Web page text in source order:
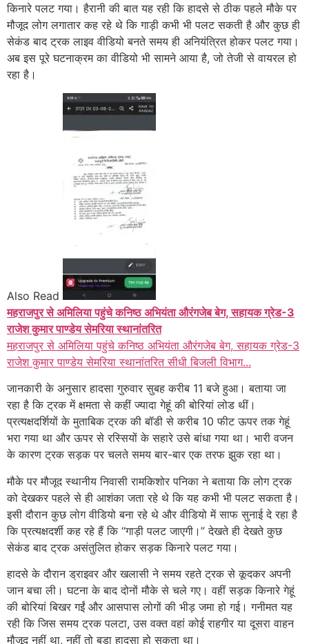
किनारे पलट गया। हैरानी की बात यह रही कि हादसे से ठीक पहले मौके पर
मौजूद लोग लगातार कह रहे थे कि गाड़ी कभी भी पलट सकती है और कुछ ही
सेकंड बाद ट्रक लाइव वीडियो बनते समय ही अनियंत्रित होकर पलट गया।
अब इस पूरे घटनाक्रम का वीडियो भी सामने आया है, जो तेजी से वायरल हो
रहा है।
Also Read
महराजपुर से अमिलिया पहुंचे कनिष्ठ अभियंता औरंगजेब बेग, सहायक ग्रेड-3
राजेश कुमार पाण्डेय सेमरिया स्थानांतरित
महराजपुर से अमिलिया पहुंचे कनिष्ठ अभियंता औरंगजेब बेग, सहायक ग्रेड-3
राजेश कुमार पाण्डेय सेमरिया स्थानांतरित सीधी बिजली विभाग...
जानकारी के अनुसार हादसा गुरुवार सुबह करीब 11 बजे हुआ। बताया जा
रहा है कि ट्रक में क्षमता से कहीं ज्यादा गेहूं की बोरियां लोड थीं।
प्रत्यक्षदर्शियों के मुताबिक ट्रक की बॉडी से करीब 10 फीट ऊपर तक गेहूं
भरा गया था और ऊपर से रस्सियों के सहारे उसे बांधा गया था। भारी वजन
के कारण ट्रक सड़क पर चलते समय बार-बार एक तरफ झुक रहा था।
मौके पर मौजूद स्थानीय निवासी रामकिशोर पनिका ने बताया कि लोग ट्रक
को देखकर पहले से ही आशंका जता रहे थे कि यह कभी भी पलट सकता है।
इसी दौरान कुछ लोग वीडियो बना रहे थे और वीडियो में साफ सुनाई दे रहा है
कि प्रत्यक्षदर्शी कह रहे हैं कि “गाड़ी पलट जाएगी।” देखते ही देखते कुछ
सेकंड बाद ट्रक असंतुलित होकर सड़क किनारे पलट गया।
हादसे के दौरान ड्राइवर और खलासी ने समय रहते ट्रक से कूदकर अपनी
जान बचा ली। घटना के बाद दोनों मौके से चले गए। वहीं सड़क किनारे गेहूं
की बोरियां बिखर गईं और आसपास लोगों की भीड़ जमा हो गई। गनीमत यह
रही कि जिस समय ट्रक पलटा, उस वक्त वहां कोई राहगीर या दूसरा वाहन
मौजूद नहीं था, नहीं तो बड़ा हादसा हो सकता था।